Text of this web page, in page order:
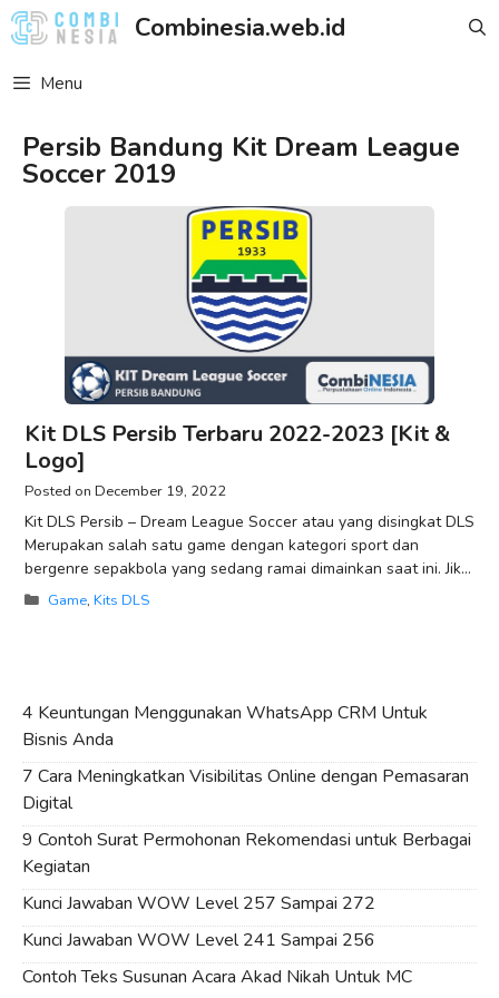
Skip
to
Combinesia.web.id
Menu
Persib Bandung Kit Dream League
Soccer 2019
Kit DLS Persib Terbaru 2022-2023 [Kit &
Logo]
December 19, 2022
Kit DLS Persib – Dream League Soccer atau yang disingkat DLS
Merupakan salah satu game dengan kategori sport dan
bergenre sepakbola yang sedang ramai dimainkan saat ini. Jika
kita lihatCategories
Game, Kits DLS
4 Keuntungan Menggunakan WhatsApp CRM Untuk
Bisnis Anda
7 Cara Meningkatkan Visibilitas Online dengan Pemasaran
Digital
9 Contoh Surat Permohonan Rekomendasi untuk Berbagai
Kegiatan
Kunci Jawaban WOW Level 257 Sampai 272
Kunci Jawaban WOW Level 241 Sampai 256
Contoh Teks Susunan Acara Akad Nikah Untuk MC